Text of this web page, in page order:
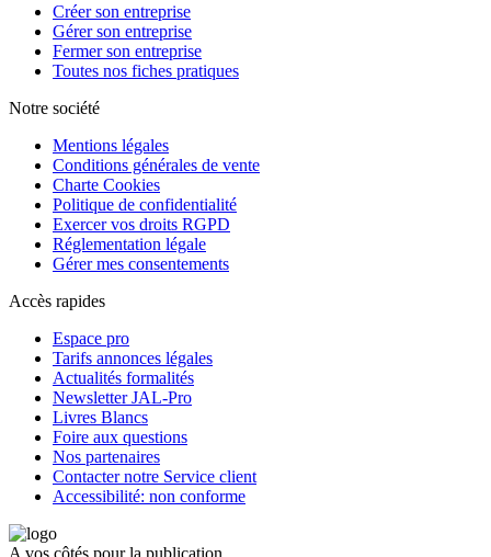
Créer son entreprise
Gérer son entreprise
Fermer son entreprise
Toutes nos fiches pratiques
Notre société
Mentions légales
Conditions générales de vente
Charte Cookies
Politique de confidentialité
Exercer vos droits RGPD
Réglementation légale
Gérer mes consentements
Accès rapides
Espace pro
Tarifs annonces légales
Actualités formalités
Newsletter JAL-Pro
Livres Blancs
Foire aux questions
Nos partenaires
Contacter notre Service client
Accessibilité: non conforme
A vos côtés pour la publication